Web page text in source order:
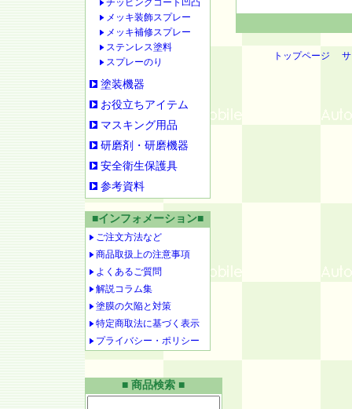
チッピングコート凹凸
メッキ装飾スプレー
メッキ補修スプレー
ステンレス塗料
スプレーのり
塗装機器
お役立ちアイテム
マスキング用品
研磨剤・研磨機器
安全衛生保護具
参考資料
■インフォメーション■
ご注文方法など
商品取扱上の注意事項
よくあるご質問
解説コラム集
塗膜の欠陥と対策
特定商取法に基づく表示
プライバシー・ポリシー
トップページ
■ 商品検索 ■